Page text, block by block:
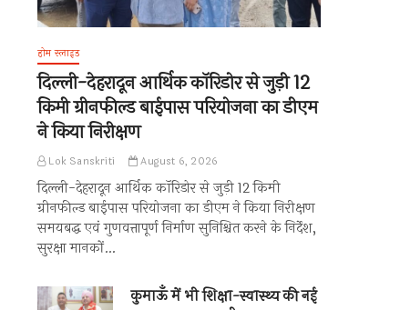
होम स्लाइड
दिल्ली-देहरादून आर्थिक कॉरिडोर से जुड़ी 12
किमी ग्रीनफील्ड बाईपास परियोजना का डीएम
ने किया निरीक्षण
Lok Sanskriti August 6, 2026
दिल्ली-देहरादून आर्थिक कॉरिडोर से जुड़ी 12 किमी
ग्रीनफील्ड बाईपास परियोजना का डीएम ने किया निरीक्षण
समयबद्ध एवं गुणवत्तापूर्ण निर्माण सुनिश्चित करने के निर्देश,
सुरक्षा मानकों…
कुमाऊँ में भी शिक्षा-स्वास्थ्य की नई